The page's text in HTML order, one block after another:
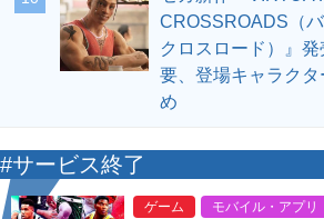
CROSSROADS（
クロスロード）』
要、登場キャラク
め
#サービス終了
ゲーム モバイル・アプリ